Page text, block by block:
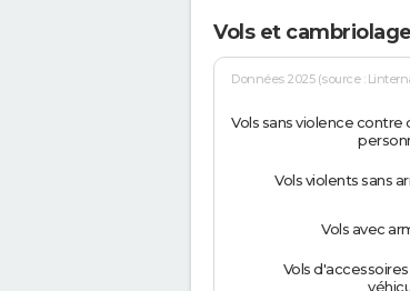
Vols et
Données 2025 (source :
Vols sans violence contre
Vols violents sans
Vols avec
Vols